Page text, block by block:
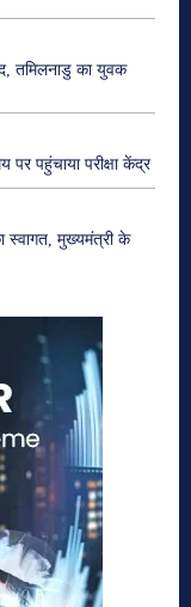
तमिलनाडु का युवक
पर पहुंचाया परीक्षा केंद्र
स्वागत, मुख्यमंत्री के